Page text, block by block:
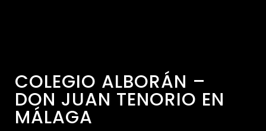
COLEGIO ALBORÁN –
DON JUAN TENORIO EN
MÁLAGA